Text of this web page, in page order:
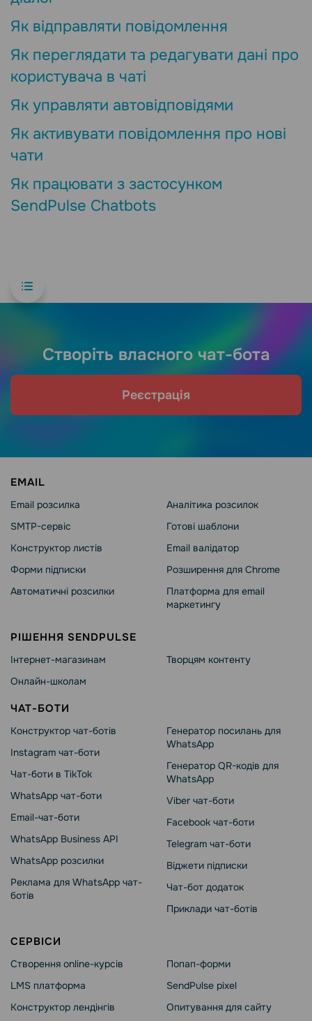
Як відправляти повідомлення
Як переглядати та редагувати дані про
користувача в чаті
Як управляти автовідповідями
Як активувати повідомлення про нові
чати
Як працювати з застосунком
SendPulse Chatbots
Створіть власного чат-бота
Реєстрація
EMAIL
Email розсилка
SMTP-сервіс
Конструктор листів
Форми підписки
Автоматичні розсилки
Аналітика розсилок
Готові шаблони
Email валідатор
Розширення для Chrome
Платформа для email
маркетингу
РІШЕННЯ SENDPULSE
Інтернет-магазинам
Онлайн-школам
Творцям контенту
ЧАТ-БОТИ
Конструктор чат-ботів
Instagram чат-боти
Чат-боти в TikTok
WhatsApp чат-боти
Email-чат-боти
WhatsApp Business API
WhatsApp розсилки
Реклама для WhatsApp чат-
ботів
Генератор посилань для
WhatsApp
Генератор QR-кодів для
WhatsApp
Viber чат-боти
Facebook чат-боти
Telegram чат-боти
Віджети підписки
Чат-бот додаток
Приклади чат-ботів
СЕРВІСИ
Створення online-курсів
LMS платформа
Конструктор лендінгів
Попап-форми
SendPulse pixel
Опитування для сайту